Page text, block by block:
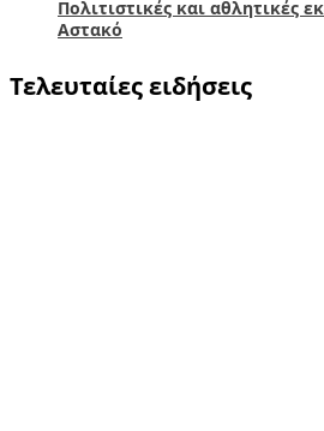
Πολιτιστικές και αθλητικές
Αστακό
Τελευταίες ειδήσεις